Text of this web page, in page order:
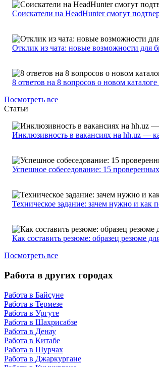
Соискатели на HeadHunter смогут
Отклик из чата: новые возможности для
8 ответов на 8 вопросов о новом
Посмотреть все
Статьи
Инклюзивность в вакансиях на hh.uz —
Успешное собеседование: 15
Техническое задание: зачем нужно и как
Как составить резюме: образец резюме
Посмотреть все
Работа в других городах
Работа в Байсуне
Работа в Термезе
Работа в Ургуте
Работа в Шахрисабзе
Работа в Денау
Работа в Китабе
Работа в Шурчах
Работа в Джаркургане